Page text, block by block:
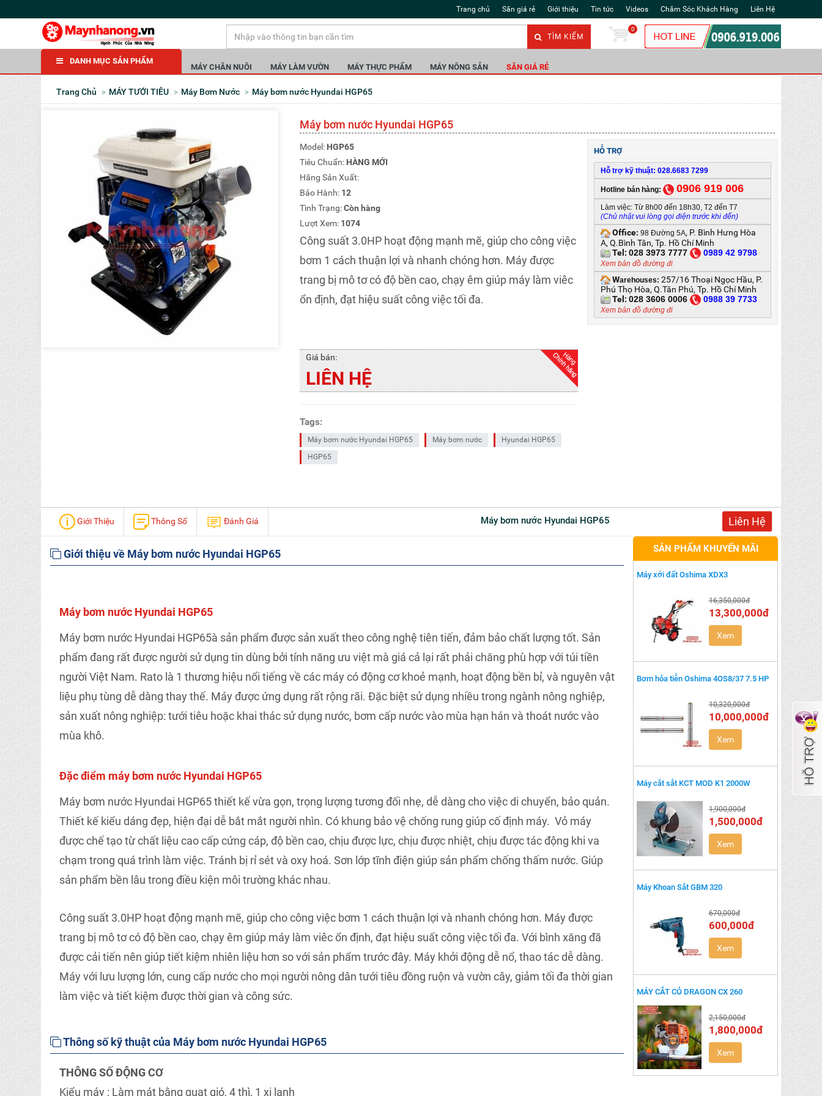
Trang chủ Săn giá rẻ Giới thiệu Tin tức Videos Chăm Sóc Khách Hàng Liên Hệ
TÌM KIẾM
0
DANH MỤC SẢN PHẨM
MÁY CHĂN NUÔI MÁY LÀM VƯỜN MÁY THỰC PHẨM MÁY NÔNG SẢN SĂN GIÁ RẺ
Trang Chủ MÁY TƯỚI TIÊU Máy Bơm Nước Máy bơm nước Hyundai HGP65
Máy bơm nước Hyundai HGP65
Model: HGP65
Tiêu Chuẩn: HÀNG MỚI
Hãng Sản Xuất:
Bảo Hành: 12
Tình Trạng:Còn hàng
Lượt Xem: 1074
Công suất 3.0HP hoạt động mạnh mẽ, giúp cho công việc
bơm 1 cách thuận lợi và nhanh chóng hơn. Máy được
trang bị mô tơ có độ bền cao, chạy êm giúp máy làm viêc
ổn định, đạt hiệu suất công việc tối đa.
Giá bán:
LIÊN HỆ
Tags:
Máy bơm nước Hyundai HGP65 Máy bơm nước
Hyundai HGP65
HGP65
HỖ TRỢ
Hỗ trợ kỹ thuật: 028.6683 7299
Hotline bán hàng: 0906 919 006
Làm việc: Từ 8h00 đến 18h30, T2 đến T7
(Chủ nhật vui lòng gọi điện trước khi đến)
Office: 98 Đường 5A, P. Bình Hưng Hòa
A, Q.Bình Tân, Tp. Hồ Chí Minh
Tel:028 3973 7777 0989 42 9798
Xem bản đồ đường đi
Warehouses: 257/16 Thoại Ngọc Hầu, P.
Phú Thọ Hòa, Q.Tân Phú, Tp. Hồ Chí Minh
Tel:028 3606 0006 0988 39 7733
Xem bản đồ đường đi
Giới Thiệu Thông Số Đánh Giá Máy bơm nước Hyundai HGP65 Liên Hệ
Giới thiệu về Máy bơm nước Hyundai HGP65
Máy bơm nước Hyundai HGP65
Máy bơm nước Hyundai HGP65à sản phẩm được sản xuất theo công nghệ tiên tiến, đảm bảo chất lượng tốt. Sản
phẩm đang rất được người sử dụng tin dùng bởi tính năng ưu việt mà giá cả lại rất phải chăng phù hợp với túi tiền
người Việt Nam. Rato là 1 thương hiệu nổi tiếng về các máy có động cơ khoẻ mạnh, hoạt động bền bỉ, và nguyên vật
liệu phụ tùng dễ dàng thay thế. Máy được ứng dụng rất rộng rãi. Đặc biệt sử dụng nhiều trong ngành nông nghiệp,
sản xuất nông nghiệp: tưới tiêu hoặc khai thác sử dụng nước, bơm cấp nước vào mùa hạn hán và thoát nước vào
mùa khô.
Đặc điểm máy bơm nước Hyundai HGP65
Máy bơm nước Hyundai HGP65 thiết kế vừa gọn, trọng lượng tương đối nhẹ, dễ dàng cho việc di chuyển, bảo quản.
Thiết kế kiểu dáng đẹp, hiện đại dễ bắt mắt người nhìn. Có khung bảo vệ chống rung giúp cố định máy. Vỏ máy
được chế tạo từ chất liệu cao cấp cứng cáp, độ bền cao, chịu được lực, chịu được nhiệt, chịu được tác động khi va
chạm trong quá trình làm việc. Tránh bị rỉ sét và oxy hoá. Sơn lớp tĩnh điện giúp sản phẩm chống thấm nước. Giúp
sản phẩm bền lâu trong điều kiện môi trường khác nhau.
Công suất 3.0HP hoạt động mạnh mẽ, giúp cho công việc bơm 1 cách thuận lợi và nhanh chóng hơn. Máy được
trang bị mô tơ có độ bền cao, chạy êm giúp máy làm viêc ổn định, đạt hiệu suất công việc tối đa. Với bình xăng đã
được cải tiến nên giúp tiết kiệm nhiên liệu hơn so với sản phẩm trước đây. Máy khởi động dễ nổ, thao tác dễ dàng.
Máy với lưu lượng lớn, cung cấp nước cho mọi người nông dân tưới tiêu đồng ruộn và vườn cây, giảm tối đa thời gian
làm việc và tiết kiệm được thời gian và công sức.
Thông số kỹ thuật của Máy bơm nước Hyundai HGP65
THÔNG SỐ ĐỘNG CƠ
Kiểu máy : Làm mát bằng quạt gió, 4 thì, 1 xi lanh
SẢN PHẨM KHUYẾN MÃI
Máy xới đất Oshima XDX3
16,350,000đ
13,300,000đ
Xem
Bơm hỏa tiễn Oshima 4OS8/37 7.5 HP
10,320,000đ
10,000,000đ
Xem
Máy cắt sắt KCT MOD K1 2000W
1,900,000đ
1,500,000đ
Xem
Máy Khoan Sắt GBM 320
670,000đ
600,000đ
Xem
MÁY CẮT CỎ DRAGON CX 260
2,150,000đ
1,800,000đ
Xem